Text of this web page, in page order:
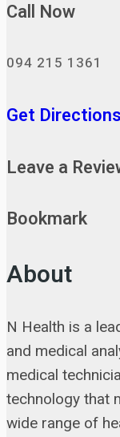
Call Now
094 215 1361
Get Directions
Leave a
Bookmark
About
N Health is a
and medical
medical
technology that
wide range of